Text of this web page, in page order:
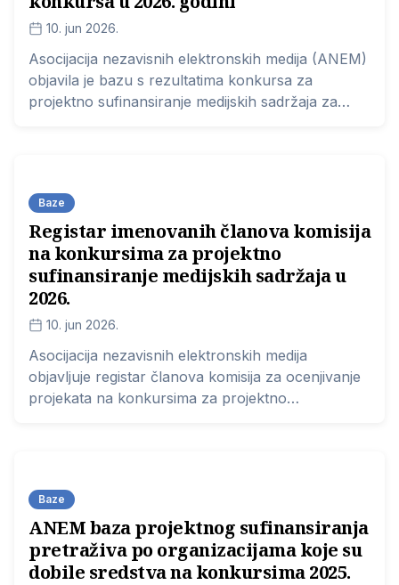
10. jun 2026.
Asocijacija nezavisnih elektronskih medija (ANEM)
objavila je bazu s rezultatima konkursa za
projektno sufinansiranje medijskih sadržaja za
Baze
Registar imenovanih članova komisija
na konkursima za projektno
sufinansiranje medijskih sadržaja u
2026.
10. jun 2026.
Asocijacija nezavisnih elektronskih medija
objavljuje registar članova komisija za ocenjivanje
projekata na konkursima za projektno
Baze
ANEM baza projektnog sufinansiranja
pretraživa po organizacijama koje su
dobile sredstva na konkursima 2025.